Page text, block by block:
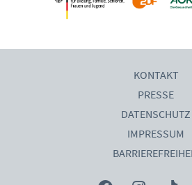
KONTAKT
PRESSE
DATENSCHUTZ
IMPRESSUM